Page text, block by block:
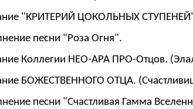
"КРИТЕРИЙ ЦОКОЛЬНЫХ
песни "Роза Огня".
Коллегии НЕО-АРА ПРО-Отцов.
БОЖЕСТВЕННОГО ОТЦА.
песни "Счастливая Гамма